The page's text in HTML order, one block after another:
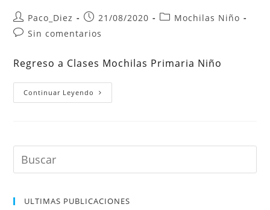
Autor
de
Paco_Diez
Publicación
de
21/08/2020
Categoría
Mochilas Niño
Comentarios
la
entrada:
Sin comentarios
Regreso a Clases Mochilas Primaria Niño
Continuar Leyendo Regreso
A
ULTIMAS PUBLICACIONES